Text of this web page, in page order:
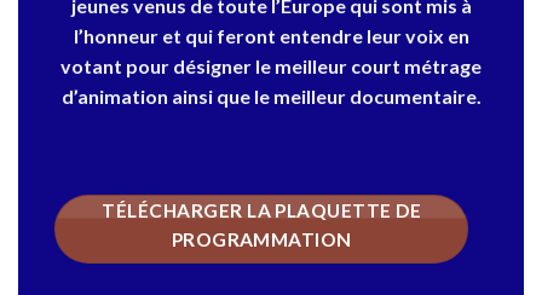
jeunes venus de toute l’Europe qui sont mis à
l’honneur et qui feront entendre leur voix en
votant pour désigner le meilleur court métrage
d’animation ainsi que le meilleur documentaire.
TÉLÉCHARGER LA PLAQUETTE DE
PROGRAMMATION